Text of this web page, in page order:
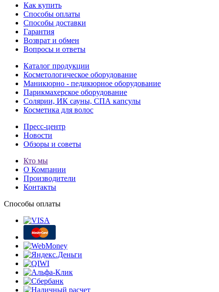
Как купить
Способы оплаты
Способы доставки
Гарантия
Возврат и обмен
Вопросы и ответы
Каталог продукции
Косметологическое оборудование
Маникюрно - педикюрное оборудование
Парикмахерское оборудование
Солярии, ИК сауны, СПА капсулы
Косметика для волос
Пресс-центр
Новости
Обзоры и советы
Кто мы
О Компании
Производители
Контакты
Способы оплаты